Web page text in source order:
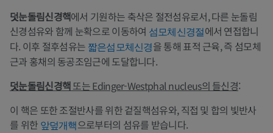
덧눈돌림신경핵에서 기원하는 축삭은 절전섬유로서, 다른 눈돌림
신경섬유와 함께 눈확으로 이동하여 섬모체신경절에서 연접합니
다. 이후 절후섬유는 짧은섬모체신경을 통해 표적 근육, 즉 섬모체
근과 홍채의 동공조임근에 도달합니다.
덧눈돌림신경핵또는 Edinger-Westphal nucleus의 들신경:
이 핵은 또한 조절반사를 위한 겉질핵섬유와, 직접 및 합의 빛반사
를 위한 앞덮개핵으로부터의 섬유를 받습니다.